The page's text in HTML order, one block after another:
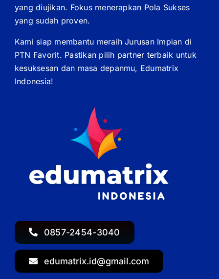
0857-2454-3040
edumatrix.id@gmail.com
yang diujikan. Fokus menerapkan Pola Sukses
yang sudah proven.
Kami siap membantu meraih Jurusan Impian di
PTN Favorit. Pastikan pilih partner terbaik untuk
kesuksesan dan masa depanmu, Edumatrix
Indonesia!